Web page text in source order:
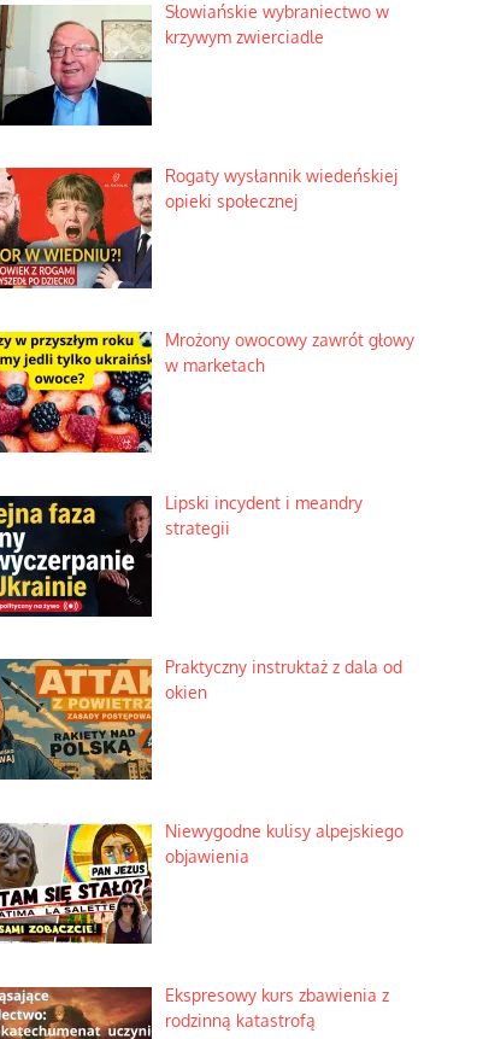
Słowiańskie wybraniectwo w
krzywym zwierciadle
Rogaty wysłannik wiedeńskiej
opieki społecznej
Mrożony owocowy zawrót głowy
w marketach
Lipski incydent i meandry
strategii
Praktyczny instruktaż z dala od
okien
Niewygodne kulisy alpejskiego
objawienia
Ekspresowy kurs zbawienia z
rodzinną katastrofą